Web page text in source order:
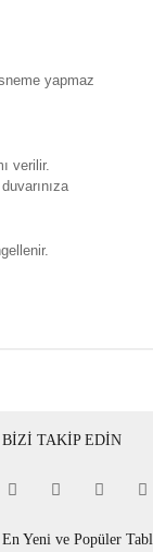
yapmaz
verilir.
BİZİ TAKİP EDİN
En Yeni ve Popüler